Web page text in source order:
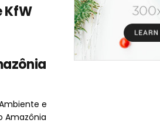
KfW
e
Amazônia